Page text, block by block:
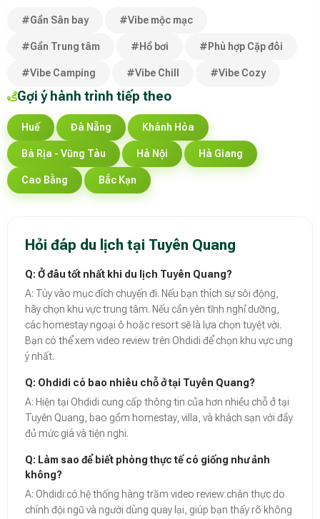
#Gần Sân bay #Vibe mộc mạc
#Gần Trung tâm #Hồ bơi #Phù hợp Cặp đôi
#Vibe Camping #Vibe Chill #Vibe Cozy
Gợi ý hành trình tiếp theo
Huế Đà Nẵng Khánh Hòa
Bà Rịa - Vũng Tàu Hà Nội Hà Giang
Cao Bằng Bắc Kạn
Hỏi đáp du lịch tại Tuyên Quang
Q: Ở đâu tốt nhất khi du lịch Tuyên Quang?
A: Tùy vào mục đích chuyến đi. Nếu bạn thích sự sôi động,
hãy chọn khu vực trung tâm. Nếu cần yên tĩnh nghỉ dưỡng,
các homestay ngoại ô hoặc resort sẽ là lựa chọn tuyệt vời.
Bạn có thể xem video review trên Ohdidi để chọn khu vực ưng
ý nhất.
Q: Ohdidi có bao nhiêu chỗ ở tại Tuyên Quang?
A: Hiện tại Ohdidi cung cấp thông tin của hơn nhiều chỗ ở tại
Tuyên Quang, bao gồm homestay, villa, và khách sạn với đầy
đủ mức giá và tiện nghi.
Q: Làm sao để biết phòng thực tế có giống như ảnh
không?
A: Ohdidi có hệ thống hàng trăm video review chân thực do
chính đội ngũ và người dùng quay lại, giúp bạn thấy rõ không